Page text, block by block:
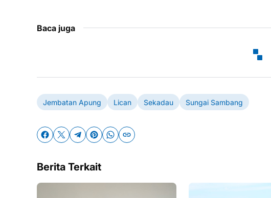
Baca juga
Jembatan Apung Lican Sekadau Sungai Sambang
Berita Terkait